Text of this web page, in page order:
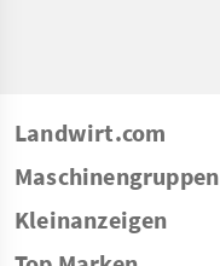
Landwirt.com
Maschinengruppen
Kleinanzeigen